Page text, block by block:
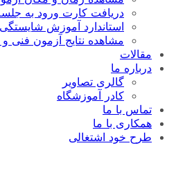
دریافت کارت ورود به
استاندارد آموزش شایستگی
مشاهده نتایج آزمون فنی
مقالات
درباره ما
گالری تصاویر
کادر آموزشگاه
تماس با ما
همکاری با ما
طرح خود اشتغالی